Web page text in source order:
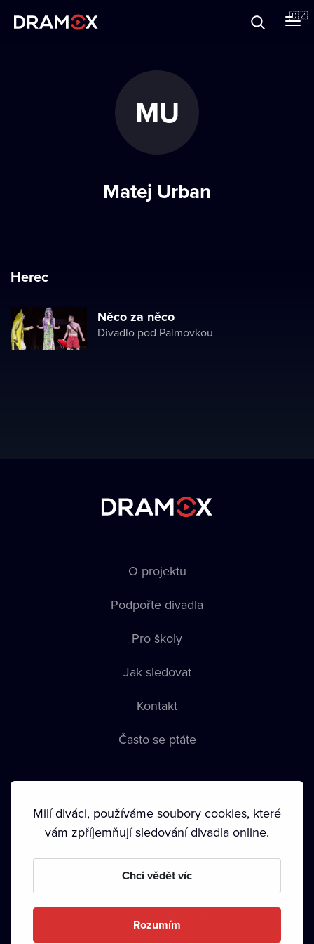
🇨🇿
MU
Matej Urban
Herec
Něco za něco
Divadlo pod Palmovkou
O projektu
Podpořte divadla
Pro školy
Jak sledovat
Kontakt
Často se ptáte
Podmínky používání • Ochrana soukromí • Zásady používání
• Autorská práva•
Milí diváci, používáme soubory cookies, které
vám zpříjemňují sledování divadla online.
Chci vědět víc
Rozumím